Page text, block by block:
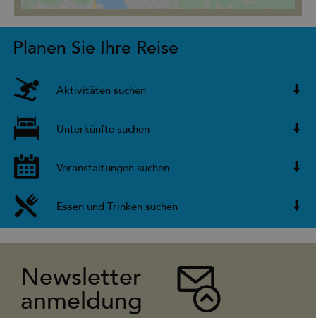
Planen Sie Ihre Reise
Aktivitäten suchen
Unterkünfte suchen
Veranstaltungen suchen
Essen und Trinken suchen
Newsletter
anmeldung